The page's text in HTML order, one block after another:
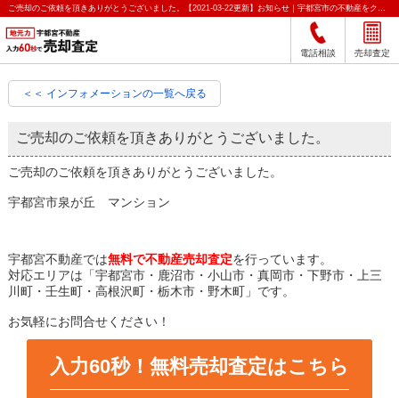
ご売却のご依頼を頂きありがとうございました。【2021-03-22更新】お知らせ｜宇都宮市の不動産をクイック売却査定｜宇都宮不動産
電話相談 売却査定
＜＜ インフォメーションの一覧へ戻る
ご売却のご依頼を頂きありがとうございました。
ご売却のご依頼を頂きありがとうございました。
宇都宮市泉が丘 マンション
宇都宮不動産では無料で不動産売却査定を行っています。
対応エリアは「宇都宮市・鹿沼市・小山市・真岡市・下野市・上三
川町・壬生町・高根沢町・栃木市・野木町」です。
お気軽にお問合せください！
入力60秒！無料売却査定はこちら